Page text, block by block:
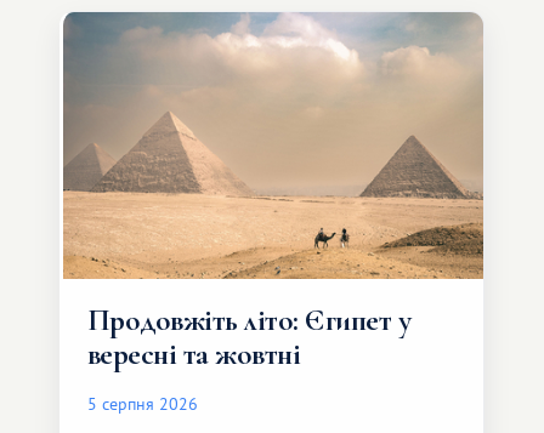
Продовжіть літо: Єгипет у
вересні та жовтні
5 серпня 2026